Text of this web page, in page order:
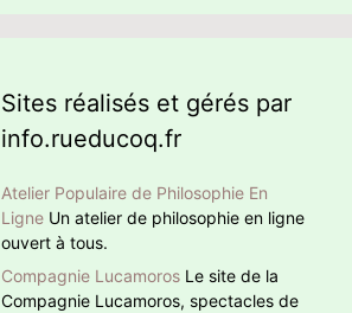
Sites réalisés et gérés par
info.rueducoq.fr
Atelier Populaire de Philosophie En
Ligne Un atelier de philosophie en ligne
ouvert à tous.
Compagnie Lucamoros Le site de la
Compagnie Lucamoros, spectacles de